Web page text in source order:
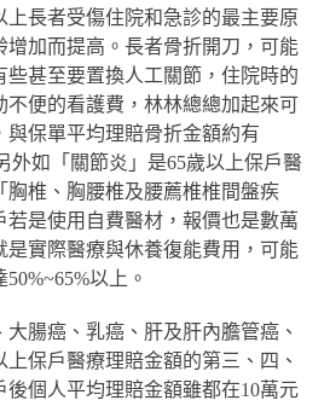
上長者受傷住院和急診的最主要原
增加而提高。長者骨折開刀，可能
些甚至要置換人工關節，住院時的
不便的看護費，林林總總加起來可
與保單平均理賠骨折金額約有
外如「關節炎」是65歲以上保戶醫
胸椎、胸腰椎及腰薦椎椎間盤疾
若是使用自費醫材，報價也是數萬
是實際醫療與休養復能費用，可能
以上。
腸癌、乳癌、肝及肝內膽管癌、
保戶醫療理賠金額的第三、四、
後個人平均理賠金額雖都在10萬元